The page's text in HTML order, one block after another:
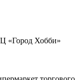
«Город Хобби»